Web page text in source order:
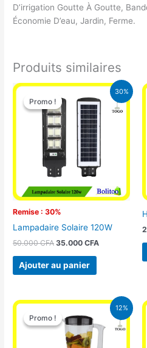
D’irrigation Goutte À Goutte,
Économie D’eau, Jardin, Ferme.
Produits similaires
30%
Promo !
Remise : 30%
Promo !
Lampadaire Solaire 120W
50.000CFA
Le
prix
initial
était :
50.000 CFA.
35.000CFA
Le
prix
actuel
est :
35.000 CFA.
Ajouter au panier
12%
Promo !
Promo !
Le
prix
initial
était :
25.000 CFA.
Le
prix
actuel
est :